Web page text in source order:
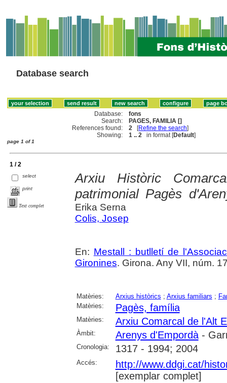
Database search
Database:
fons
Search:
PAGES, FAMILIA []
References found:
2 [Refine the search]
Showing:
1 .. 2 in format [Default]
page 1 of 1
1 / 2
select
print
Text complet
Arxiu Històric
patrimonial Pagès
Erika Serna
Colis, Josep
En: Mestall : butlletí de
Gironines. Girona. Any VII, núm.
Matèries: Arxius històrics ; Arxius familiars ;
Matèries:
Pagès, família
Matèries: Arxiu Comarcal de l'Alt
Àmbit: Arenys d'Empordà-
Cronologia: 1317 - 1994; 2004
Accés:
http://www.ddgi.cat/
[exemplar complet]